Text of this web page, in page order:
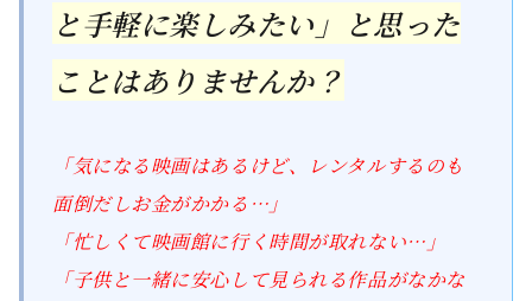
と手軽に楽しみたい」と思った
ことはありませんか？
「気になる映画はあるけど、レンタルするのも
面倒だしお金がかかる…」
「忙しくて映画館に行く時間が取れない…」
「子供と一緒に安心して見られる作品がなかな